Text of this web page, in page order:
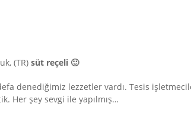
(TR) süt reçeli 🙂
denediğimiz lezzetler vardı. Tesis
Her şey sevgi ile yapılmış…